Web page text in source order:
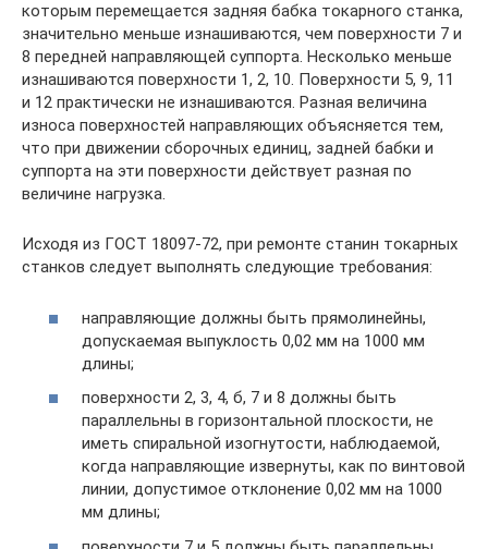
которым перемещается задняя бабка токарного станка,
значительно меньше изнашиваются, чем поверхности 7 и
8 передней направляющей суппорта. Несколько меньше
изнашиваются поверхности 1, 2, 10. Поверхности 5, 9, 11
и 12 практически не изнашиваются. Разная величина
износа поверхностей направляющих объясняется тем,
что при движении сборочных единиц, задней бабки и
суппорта на эти поверхности действует разная по
величине нагрузка.
Исходя из ГОСТ 18097-72, при ремонте станин токарных
станков следует выполнять следующие требования:
направляющие должны быть прямолинейны,
допускаемая выпуклость 0,02 мм на 1000 мм
длины;
поверхности 2, 3, 4, б, 7 и 8 должны быть
параллельны в горизонтальной плоскости, не
иметь спиральной изогнутости, наблюдаемой,
когда направляющие извернуты, как по винтовой
линии, допустимое отклонение 0,02 мм на 1000
мм длины;